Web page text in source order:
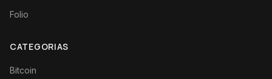
Folio
CATEGORIAS
Bitcoin